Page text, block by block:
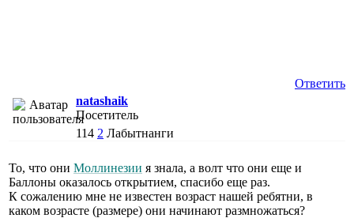
Ответить
natashaik
Посетитель
114 2 Лабытнанги
То, что они Моллинезии я знала, а волт что они еще и
Баллоны оказалось открытием, спасибо еще раз.
К сожалению мне не известен возраст нашей ребятни, в
каком возрасте (размере) они начинают размножаться?